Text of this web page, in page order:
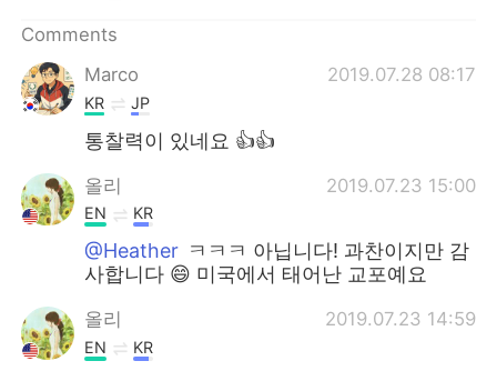
Comments
Marco
2019.07.28 08:17
KR JP
통찰력이 있네요 👍👍
올리 2019.07.23 15:00
EN KR
@Heather ㅋㅋㅋ 아닙니다! 과찬이지만 감
사합니다 😄 미국에서 태어난 교포예요
올리 2019.07.23 14:59
EN KR